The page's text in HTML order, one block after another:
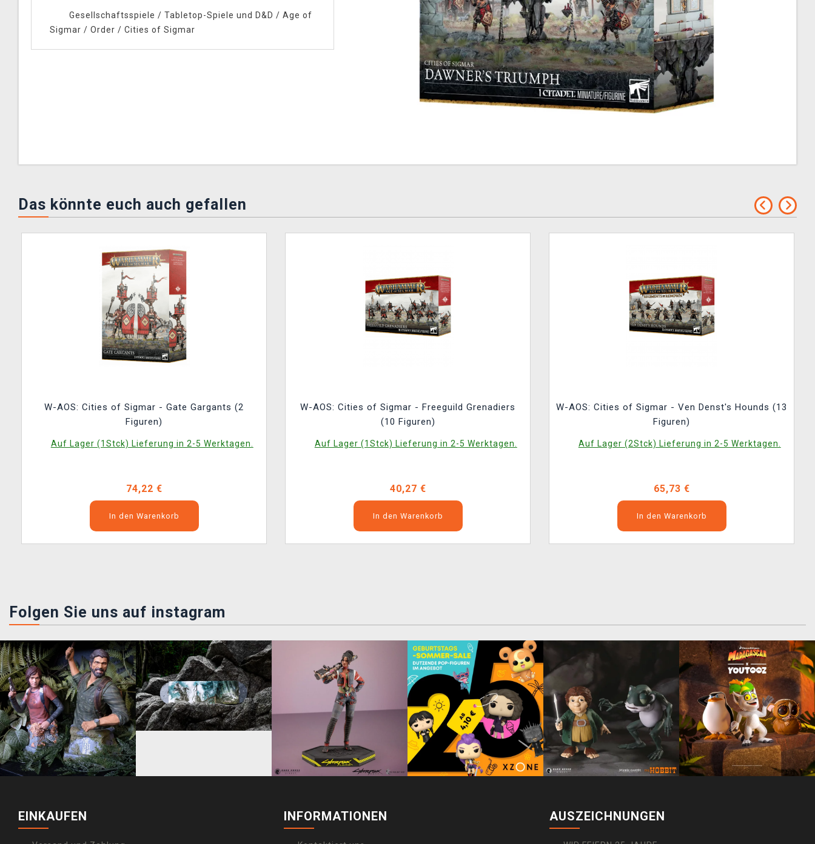
Gesellschaftsspiele / Tabletop-Spiele und D&D / Age of
Sigmar / Order / Cities of Sigmar
Das könnte euch auch gefallen
W-AOS: Cities of Sigmar - Gate Gargants (2
Figuren)
Auf Lager (1Stck) Lieferung in 2-5 Werktagen.
74,22 €
In den Warenkorb
W-AOS: Cities of Sigmar - Freeguild Grenadiers
(10 Figuren)
Auf Lager (1Stck) Lieferung in 2-5 Werktagen.
40,27 €
In den Warenkorb
W-AOS: Cities of Sigmar - Ven Denst's Hounds (13
Figuren)
Auf Lager (2Stck) Lieferung in 2-5 Werktagen.
65,73 €
In den Warenkorb
Folgen Sie uns auf instagram
EINKAUFEN INFORMATIONEN AUSZEICHNUNGEN